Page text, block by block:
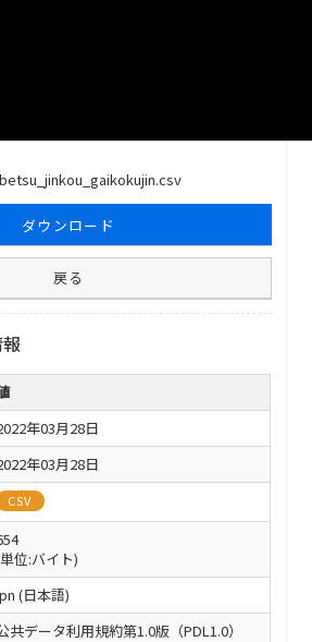
ダウンロード
戻る
年03月28日
年03月28日
CSV
位:バイト)
(日本語)
共データ利用規約第1.0版（PDL1.0）